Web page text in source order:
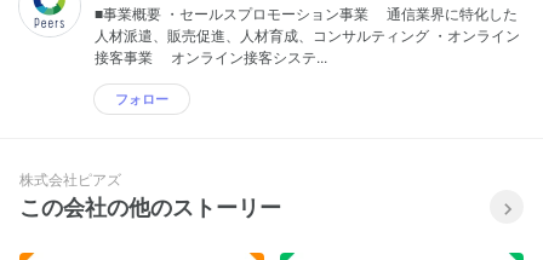
■事業概要 ・セールスプロモーション事業 通信業界に特化した
人材派遣、販売促進、人材育成、コンサルティング ・オンライン
接客事業 オンライン接客システ...
フォロー
株式会社ピアズ
この会社の他のストーリー